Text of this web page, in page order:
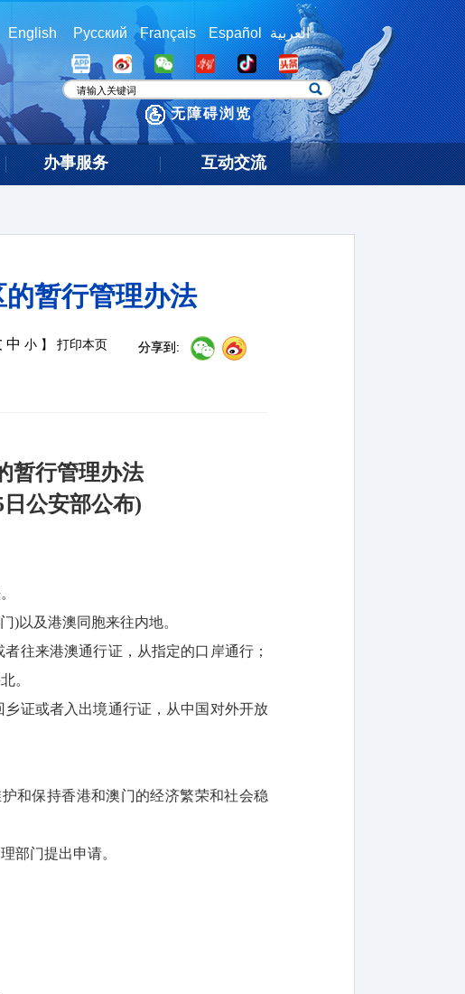
English Русский Français Español العربية
无障碍浏览
办事服务 互动交流
暂行管理办法
中 小 】 打印本页 分享到:
暂行管理办法
日公安部公布)
)以及港澳同胞来往内地。
往来港澳通行证，从指定的口岸通行；
。
证或者入出境通行证，从中国对外开放
和保持香港和澳门的经济繁荣和社会稳
部门提出申请。